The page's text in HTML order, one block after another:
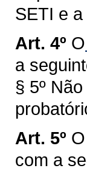
SETI e
Art. 4º O
a
§ 5º
Art. 5º O
com a